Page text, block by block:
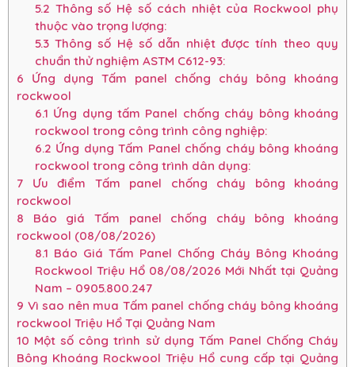
5.2 Thông số Hệ số cách nhiệt của Rockwool phụ
thuộc vào trọng lượng:
5.3Thông số Hệ số dẫn nhiệt được tính theo quy
chuẩn thử nghiệm ASTM C612-93:
6 Ứng dụng Tấm panel chống cháy bông khoáng
rockwool
6.1 Ứng dụng tấm Panel chống cháy bông khoáng
rockwool trong công trình công nghiệp:
6.2 Ứng dụng Tấm Panel chống cháy bông khoáng
rockwool trong công trình dân dụng:
7 Ưu điểm Tấm panel chống cháy bông khoáng
rockwool
8 Báo giá Tấm panel chống cháy bông khoáng
rockwool (08/08/2026)
8.1 Báo Giá Tấm Panel Chống Cháy Bông Khoáng
Rockwool Triệu Hổ 08/08/2026 Mới Nhất tại Quảng
Nam – 0905.800.247
9 Vì sao nên mua Tấm panel chống cháy bông khoáng
rockwool Triệu Hổ Tại Quảng Nam
10 Một số công trình sử dụng Tấm Panel Chống Cháy
Bông Khoáng Rockwool Triệu Hổ cung cấp tại Quảng